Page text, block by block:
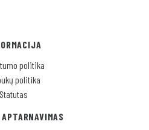
politika
politika
Statutas